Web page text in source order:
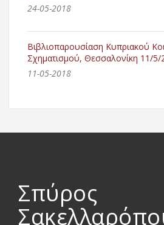
24-05-2018
Βιβλιοπαρουσίαση Κυπριακού
Σχηματισμού, Θεσσαλονίκη 11/
11-05-2018
Σπύρος